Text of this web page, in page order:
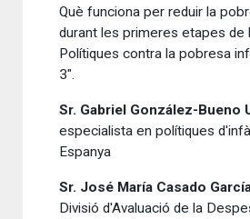
Què funciona per reduir la
durant les primeres etapes de
Polítiques contra la pobresa
3".
Sr. Gabriel González-Bueno
especialista en polítiques
Espanya
Sr. José María Casado
Divisió d'Avaluació de la